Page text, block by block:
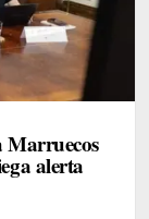
Marruecos
alerta